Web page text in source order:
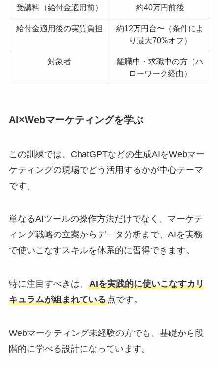
受講料（給付金適用前） 約40万円前後
給付金適用後の実質負担
約12万円台〜（条件によ
り最大70%オフ）
対象者
離職中・求職中の方（ハ
ローワーク経由）
AI×Webマーケティングを学ぶ
この訓練では、ChatGPTなどの生成AIをWebマー
ケティングの現場でどう活用するかが中心テーマ
です。
単なるAIツールの操作方法だけでなく、マーケテ
ィング戦略の立案からデータ分析まで、AIを実務
で使いこなすスキルを体系的に習得できます。
特に注目すべきは、 AIを実践的に使いこなすカリ
キュラムが組まれている点です。
Webマーケティング未経験の方でも、基礎から段
階的に学べる設計になっています。